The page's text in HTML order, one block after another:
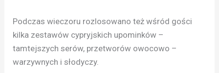
Podczas wieczoru rozlosowano też wśród gości
kilka zestawów cypryjskich upominków –
tamtejszych serów, przetworów owocowo –
warzywnych i słodyczy.